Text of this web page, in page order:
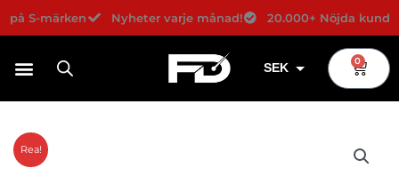
till
S-märken Nyheter varje månad! 20.000+ Nöjda kunder!
SEK
USD
0
Rea!